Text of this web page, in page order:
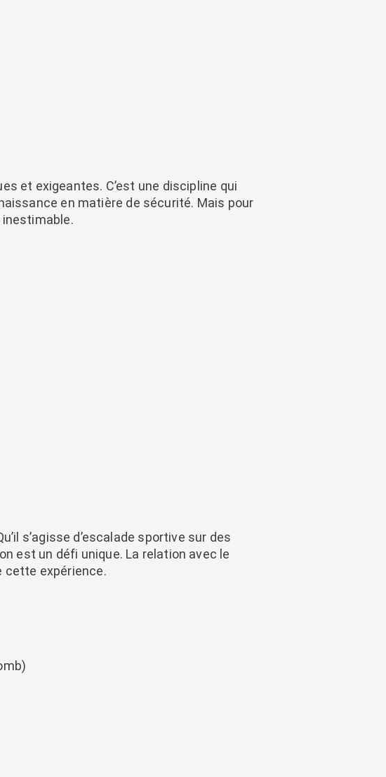
et exigeantes. C’est une discipline qui
en matière de sécurité. Mais pour
inestimable.
s’agisse d’escalade sportive sur des
est un défi unique. La relation avec le
cette expérience.